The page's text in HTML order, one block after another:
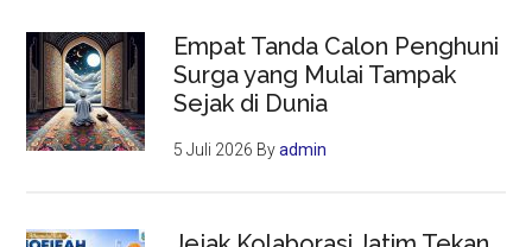
Empat Tanda Calon Penghuni
Surga yang Mulai Tampak
Sejak di Dunia
5 Juli 2026 Byadmin